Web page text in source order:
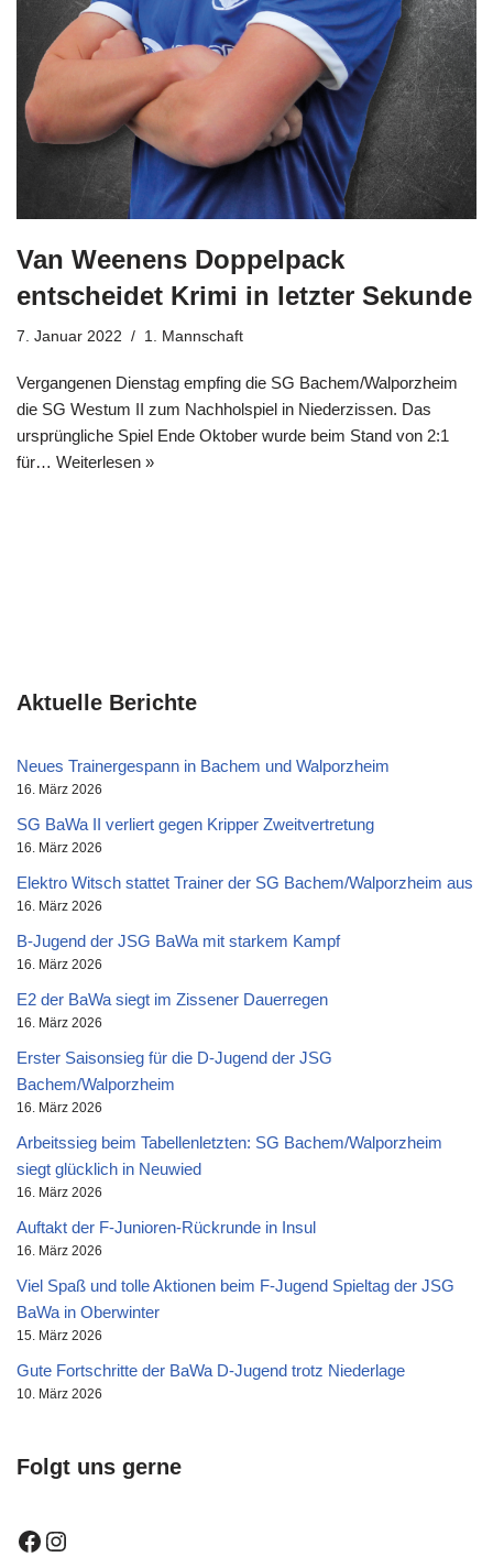
Van Weenens Doppelpack
entscheidet Krimi in letzter Sekunde
7. Januar 2022 1. Mannschaft
Vergangenen Dienstag empfing die SG Bachem/Walporzheim
die SG Westum II zum Nachholspiel in Niederzissen. Das
ursprüngliche Spiel Ende Oktober wurde beim Stand von 2:1
für… Weiterlesen »
Aktuelle Berichte
Neues Trainergespann in Bachem und Walporzheim
16. März 2026
SG BaWa II verliert gegen Kripper Zweitvertretung
16. März 2026
Elektro Witsch stattet Trainer der SG Bachem/Walporzheim aus
16. März 2026
B-Jugend der JSG BaWa mit starkem Kampf
16. März 2026
E2 der BaWa siegt im Zissener Dauerregen
16. März 2026
Erster Saisonsieg für die D-Jugend der JSG
Bachem/Walporzheim
16. März 2026
Arbeitssieg beim Tabellenletzten: SG Bachem/Walporzheim
siegt glücklich in Neuwied
16. März 2026
Auftakt der F-Junioren-Rückrunde in Insul
16. März 2026
Viel Spaß und tolle Aktionen beim F-Jugend Spieltag der JSG
BaWa in Oberwinter
15. März 2026
Gute Fortschritte der BaWa D-Jugend trotz Niederlage
10. März 2026
Folgt uns gerne